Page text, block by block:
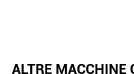
ALTRE MACCHINE